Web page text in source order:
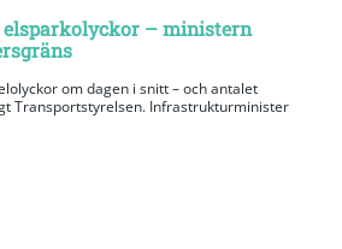
– ministern
om dagen i snitt – och antalet
Transportstyrelsen. Infrastrukturminister